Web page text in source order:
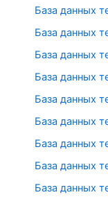
База данных
База данных
База данных
База данных
База данных
База данных
База данных
База данных
База данных